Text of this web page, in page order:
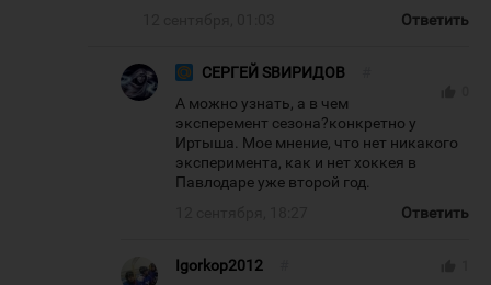
Ответить
СЕРГЕЙ SВИРИДОВ
А можно узнать, а в чем
эксперемент сезона?конкретно у
Иртыша. Мое мнение, что нет никакого
эксперимента, как и нет хоккея в
Павлодаре уже второй год.
Ответить
Igorkop2012